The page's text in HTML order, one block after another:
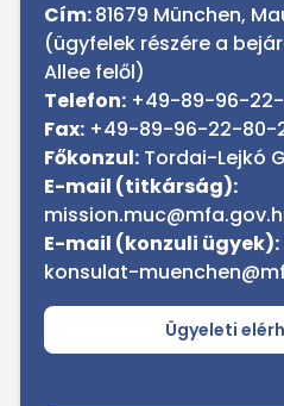
Cím:81679 München,
(ügyfelek részére a
Allee felől)
Telefon: +49-89-96-
Fax: +49-89-96-22-80-
Főkonzul: Tordai-Lejkó
E-mail (titkárság):
E-mail (konzuli ügyek):
konsulat-
Ügyeleti